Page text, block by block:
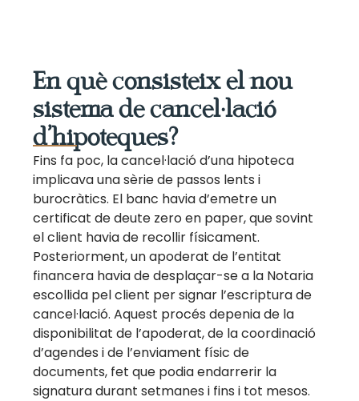
En què consisteix el nou
sistema de cancel·lació
d’hipoteques?
Fins fa poc, la cancel·lació d’una hipoteca
implicava una sèrie de passos lents i
burocràtics. El banc havia d’emetre un
certificat de deute zero en paper, que sovint
el client havia de recollir físicament.
Posteriorment, un apoderat de l’entitat
financera havia de desplaçar-se a la Notaria
escollida pel client per signar l’escriptura de
cancel·lació. Aquest procés depenia de la
disponibilitat de l’apoderat, de la coordinació
d’agendes i de l’enviament físic de
documents, fet que podia endarrerir la
signatura durant setmanes i fins i tot mesos.